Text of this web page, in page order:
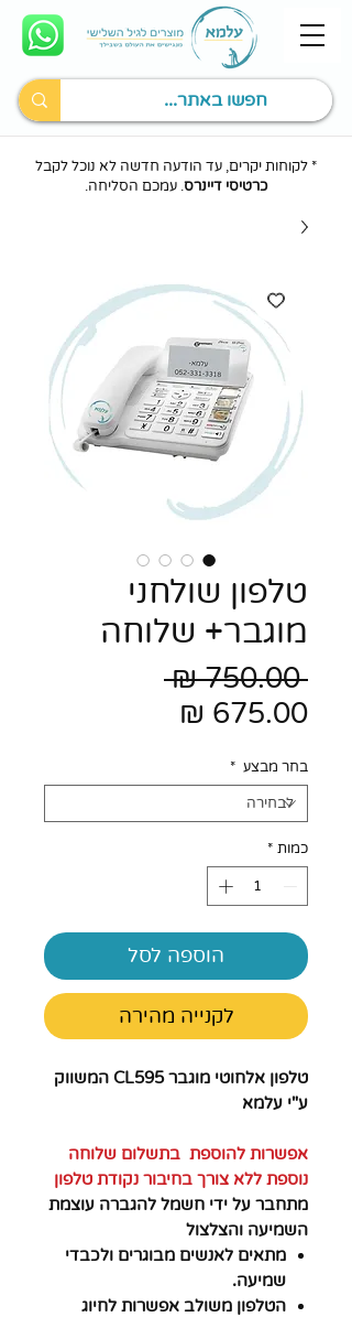
* לקוחות יקרים, עד הודעה חדשה לא נוכל לקבל
כרטיסי דיינרס. עמכם הסליחה.
טלפון שולחני
מוגבר+ שלוחה
‏750.00 ‏₪
מחיר
בחר מבצע *
כמות *
הוספה לסל
לקנייה מהירה
טלפון אלחוטי מוגבר CL595 המשווק
ע"י עלמא
אפשרות להוספת בתשלום שלוחה
נוספת ללא צורך בחיבור נקודת טלפון
מתחבר על ידי חשמל להגברה עוצמת
השמיעה והצלצול
מתאים לאנשים מבוגרים ולכבדי
שמיעה.
הטלפון משולב אפשרות לחיוג